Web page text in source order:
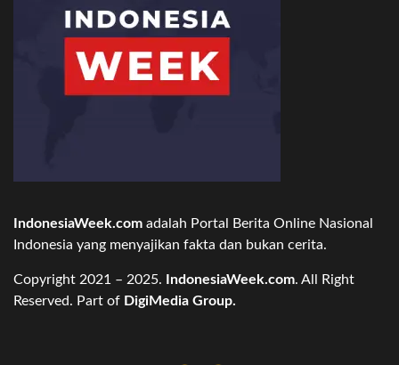
IndonesiaWeek.com adalah Portal Berita Online Nasional
Indonesia yang menyajikan fakta dan bukan cerita.
Copyright 2021 – 2025. IndonesiaWeek.com. All Right
Reserved. Part of DigiMedia Group.